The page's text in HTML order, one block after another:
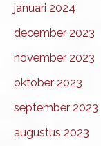
januari 2024
december 2023
november 2023
oktober 2023
september 2023
augustus 2023